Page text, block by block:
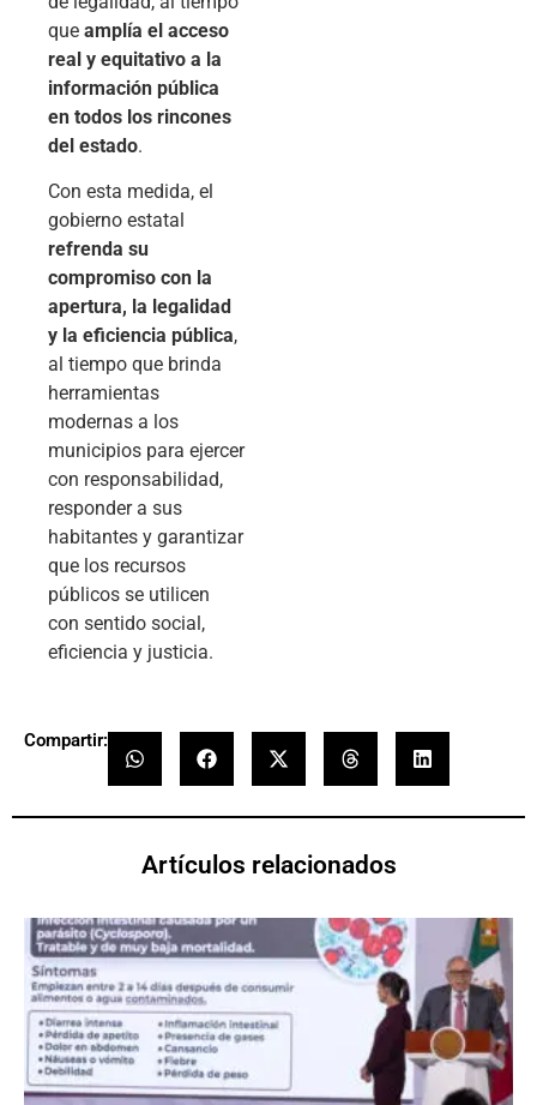
que amplía el acceso
real y equitativo a la
información pública
en todos los rincones
del estado.
Con esta medida, el
gobierno estatal
refrenda su
compromiso con la
apertura, la legalidad
y la eficiencia pública,
al tiempo que brinda
herramientas
modernas a los
municipios para ejercer
con responsabilidad,
responder a sus
habitantes y garantizar
que los recursos
públicos se utilicen
con sentido social,
eficiencia y justicia.
Compartir:
Artículos relacionados